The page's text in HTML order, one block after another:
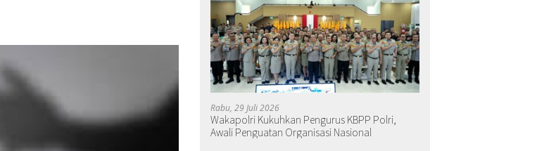
Rabu, 29 Juli 2026
Wakapolri Kukuhkan Pengurus KBPP Polri,
Awali Penguatan Organisasi Nasional